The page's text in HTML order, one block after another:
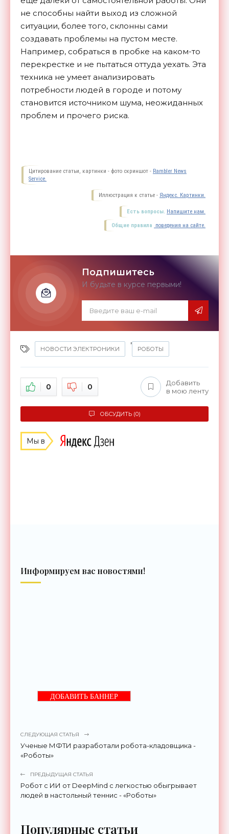
не способны найти выход из сложной
ситуации, более того, склонны сами
создавать проблемы на пустом месте.
Например, собраться в пробке на каком-то
перекрестке и не пытаться оттуда уехать. Эта
техника не умеет анализировать
потребности людей в городе и потому
становится источником шума, неожиданных
проблем и прочего риска.
Цитирование статьи, картинки - фото скриншот - Rambler News
Service.
Иллюстрация к статье - Яндекс. Картинки.
Есть вопросы. Напишите нам.
Общие правила поведения на сайте.
Подпишитесь
И будьте в курсе первыми!
НОВОСТИ ЭЛЕКТРОНИКИ
,
РОБОТЫ
0 0
Добавить
в мою ленту
ОБСУДИТЬ (0)
Мы в
Информируем вас новостями!
ДОБАВИТЬ БАННЕР
СЛЕДУЮЩАЯ СТАТЬЯ
Ученые МФТИ разработали робота-кладовщика -
«Роботы»
ПРЕДЫДУЩАЯ СТАТЬЯ
Робот с ИИ от DeepMind с легкостью обыгрывает
людей в настольный теннис - «Роботы»
Популярные статьи